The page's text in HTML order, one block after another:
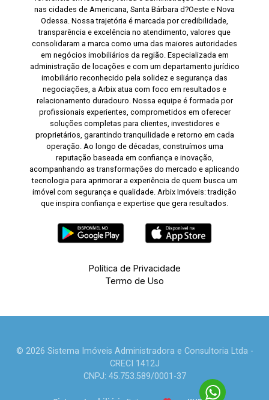
nas cidades de Americana, Santa Bárbara d?Oeste e Nova
Odessa. Nossa trajetória é marcada por credibilidade,
transparência e excelência no atendimento, valores que
consolidaram a marca como uma das maiores autoridades
em negócios imobiliários da região. Especializada em
administração de locações e com um departamento jurídico
imobiliário reconhecido pela solidez e segurança das
negociações, a Arbix atua com foco em resultados e
relacionamento duradouro. Nossa equipe é formada por
profissionais experientes, comprometidos em oferecer
soluções completas para clientes, investidores e
proprietários, garantindo tranquilidade e retorno em cada
operação. Ao longo de décadas, construímos uma
reputação baseada em confiança e inovação,
acompanhando as transformações do mercado e aplicando
tecnologia para aprimorar a experiência de quem busca um
imóvel com segurança e qualidade. Arbix Imóveis: tradição
que inspira confiança e expertise que gera resultados.
Política de Privacidade
Termo de Uso
© 2026 Sistema Imóveis Administradora e Consultoria Ltda -
CRECI 1412J
CNPJ: 45.753.589/0001-37